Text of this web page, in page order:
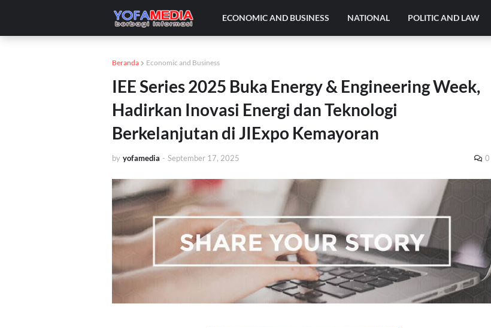
ECONOMIC AND BUSINESS NATIONAL POLITIC AND LAW
Beranda Economic and Business
IEE Series 2025 Buka Energy & Engineering Week,
Hadirkan Inovasi Energi dan Teknologi
Berkelanjutan di JIExpo Kemayoran
by yofamedia - September 17, 2025 0